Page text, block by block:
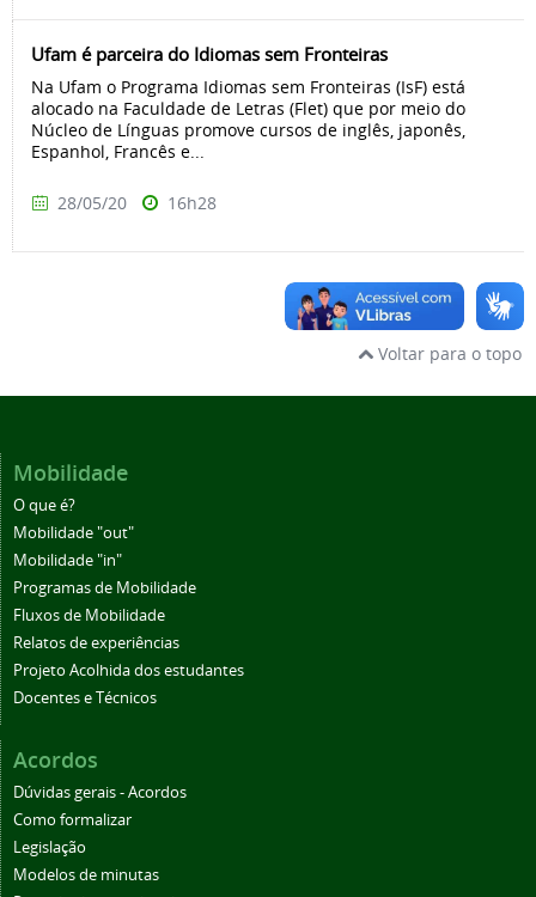
Ufam é parceira do Idiomas sem Fronteiras
Na Ufam o Programa Idiomas sem Fronteiras (IsF) está
alocado na Faculdade de Letras (Flet) que por meio do
Núcleo de Línguas promove cursos de inglês, japonês,
Espanhol, Francês e...
28/05/20 16h28
Voltar para o topo
Mobilidade
O que é?
Mobilidade "out"
Mobilidade "in"
Programas de Mobilidade
Fluxos de Mobilidade
Relatos de experiências
Projeto Acolhida dos estudantes
Docentes e Técnicos
Acordos
Dúvidas gerais - Acordos
Como formalizar
Legislação
Modelos de minutas